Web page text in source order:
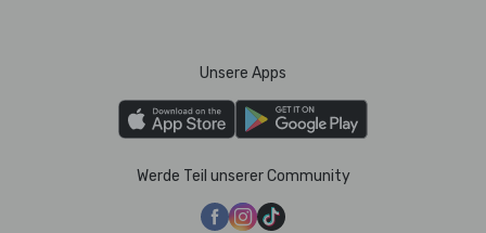
Unsere Apps
Werde Teil unserer Community